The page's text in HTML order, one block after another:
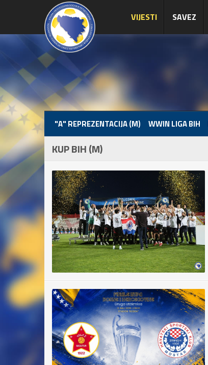
VIJESTI SAVEZ
"A" REPREZENTACIJA (M) WWIN LIGA BIH
KUP BIH (M)